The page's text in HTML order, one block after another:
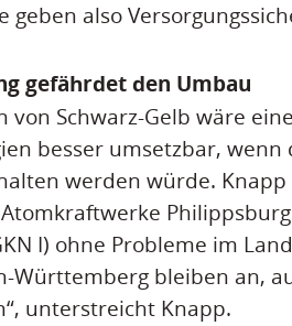
geben also
gefährdet den Umbau
von Schwarz-Gelb wäre
besser umsetzbar,
werden würde.
Philippsburg
I) ohne Probleme im
Württemberg bleiben an,
unterstreicht Knapp.